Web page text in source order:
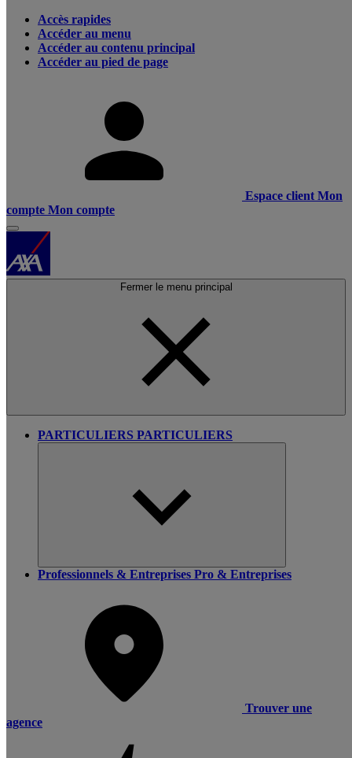
Accès rapides
Accéder au menu
Accéder au contenu principal
Accéder au pied de page
Espace client Mon
compte Mon compte
Fermer le menu principal
PARTICULIERS PARTICULIERS
Professionnels & Entreprises Pro & Entreprises
Trouver une
agence